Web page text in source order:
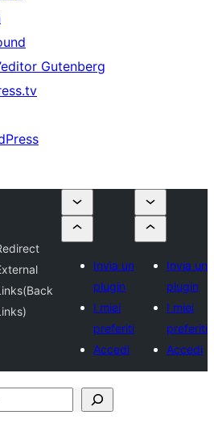
Gutenberg
Invia un
plugin
I miei
preferiti
Accedi
Invia un
plugin
I miei
preferiti
Accedi